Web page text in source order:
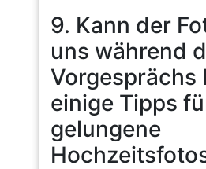
9. Kann der
uns während
Vorgesprächs
einige Tipps
gelungene